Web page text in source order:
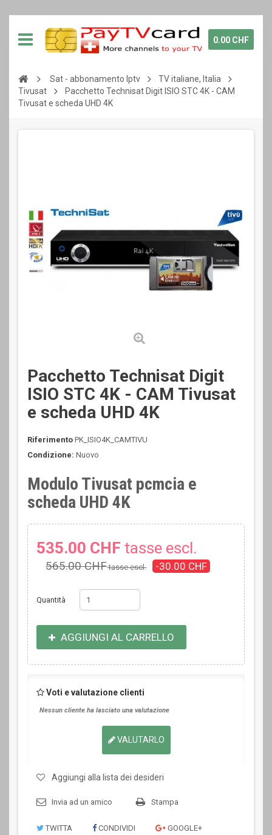
0.00 CHF
Sat - abbonamento Iptv
TV italiane, Italia
Tivusat
Pacchetto Technisat Digit ISIO STC 4K - CAM
Tivusat e scheda UHD 4K
Pacchetto Technisat Digit
ISIO STC 4K - CAM Tivusat
e scheda UHD 4K
Riferimento PK_ISIO4K_CAMTIVU
Condizione: Nuovo
Modulo Tivusat pcmcia e
scheda UHD 4K
535.00 CHF tasse escl.
565.00 CHFtasse escl. -30.00 CHF
Quantità
AGGIUNGI AL CARRELLO
Voti e valutazione clienti
Nessun cliente ha lasciato una valutazione
VALUTARLO
Aggiungi alla lista dei desideri
Invia ad un amico Stampa
TWITTA CONDIVIDI GOOGLE+